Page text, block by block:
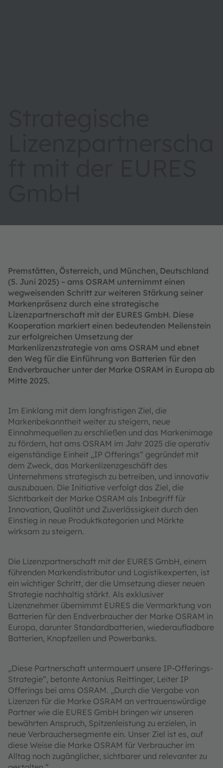
Premstätten, Österreich, und München, Deutschland
(5. Juni 2025) – ams OSRAM unternimmt einen
wegweisenden Schritt zur weiteren Stärkung seiner
Markenpräsenz durch eine strategische
Lizenzpartnerschaft mit der EURES GmbH. Diese
Kooperation markiert einen bedeutenden Meilenstein
zur erfolgreichen Umsetzung der
Markenlizenzstrategie von ams OSRAM und ebnet
den Weg für die Einführung von Batterien für den
Endverbraucher unter der Marke OSRAM in Europa ab
Mitte 2025.
Im Einklang mit dem langfristigen Ziel, die
Markenbekanntheit weiter zu steigern, neue
Einnahmequellen zu erschließen und das Markenimage
zu fördern, hat ams OSRAM im Jahr 2025 die operativ
eigenständige Einheit „IP Offerings“ gegründet mit
dem Zweck, das Markenlizenzgeschäft des
Unternehmens strategisch zu betreiben, und innovativ
auszubauen. Die Initiative verfolgt das Ziel, die
Sichtbarkeit der Marke OSRAM als Inbegriff für
Innovation, Qualität und Zuverlässigkeit durch den
Einstieg in neue Produktkategorien und Märkte
wirksam zu steigern.
Die Lizenzpartnerschaft mit der EURES GmbH, einem
führenden Markendistributor und Logistikexperten, ist
ein wichtiger Schritt, der die Umsetzung dieser neuen
Strategie nachhaltig stärkt. Als exklusiver
Lizenznehmer übernimmt EURES die Vermarktung von
Batterien für den Endverbraucher der Marke OSRAM in
Europa, darunter Standardbatterien, wiederaufladbare
Batterien, Knopfzellen und Powerbanks.
„Diese Partnerschaft untermauert unsere IP-Offerings-
Strategie“, betonte Antonius Reittinger, Leiter IP
Offerings bei ams OSRAM. „Durch die Vergabe von
Lizenzen für die Marke OSRAM an vertrauenswürdige
Partner wie die EURES GmbH bringen wir unseren
bewährten Anspruch, Spitzenleistung zu erzielen, in
neue Verbrauchersegmente ein. Unser Ziel ist es, auf
diese Weise die Marke OSRAM für Verbraucher im
Alltag noch zugänglicher, sichtbarer und relevanter zu